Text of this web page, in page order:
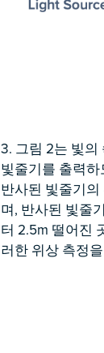
3. 그림 2는 빛의
빛줄기를 출력
반사된 빛줄기
며, 반사된 빛줄
터 2.5m 떨어진
러한 위상 측정